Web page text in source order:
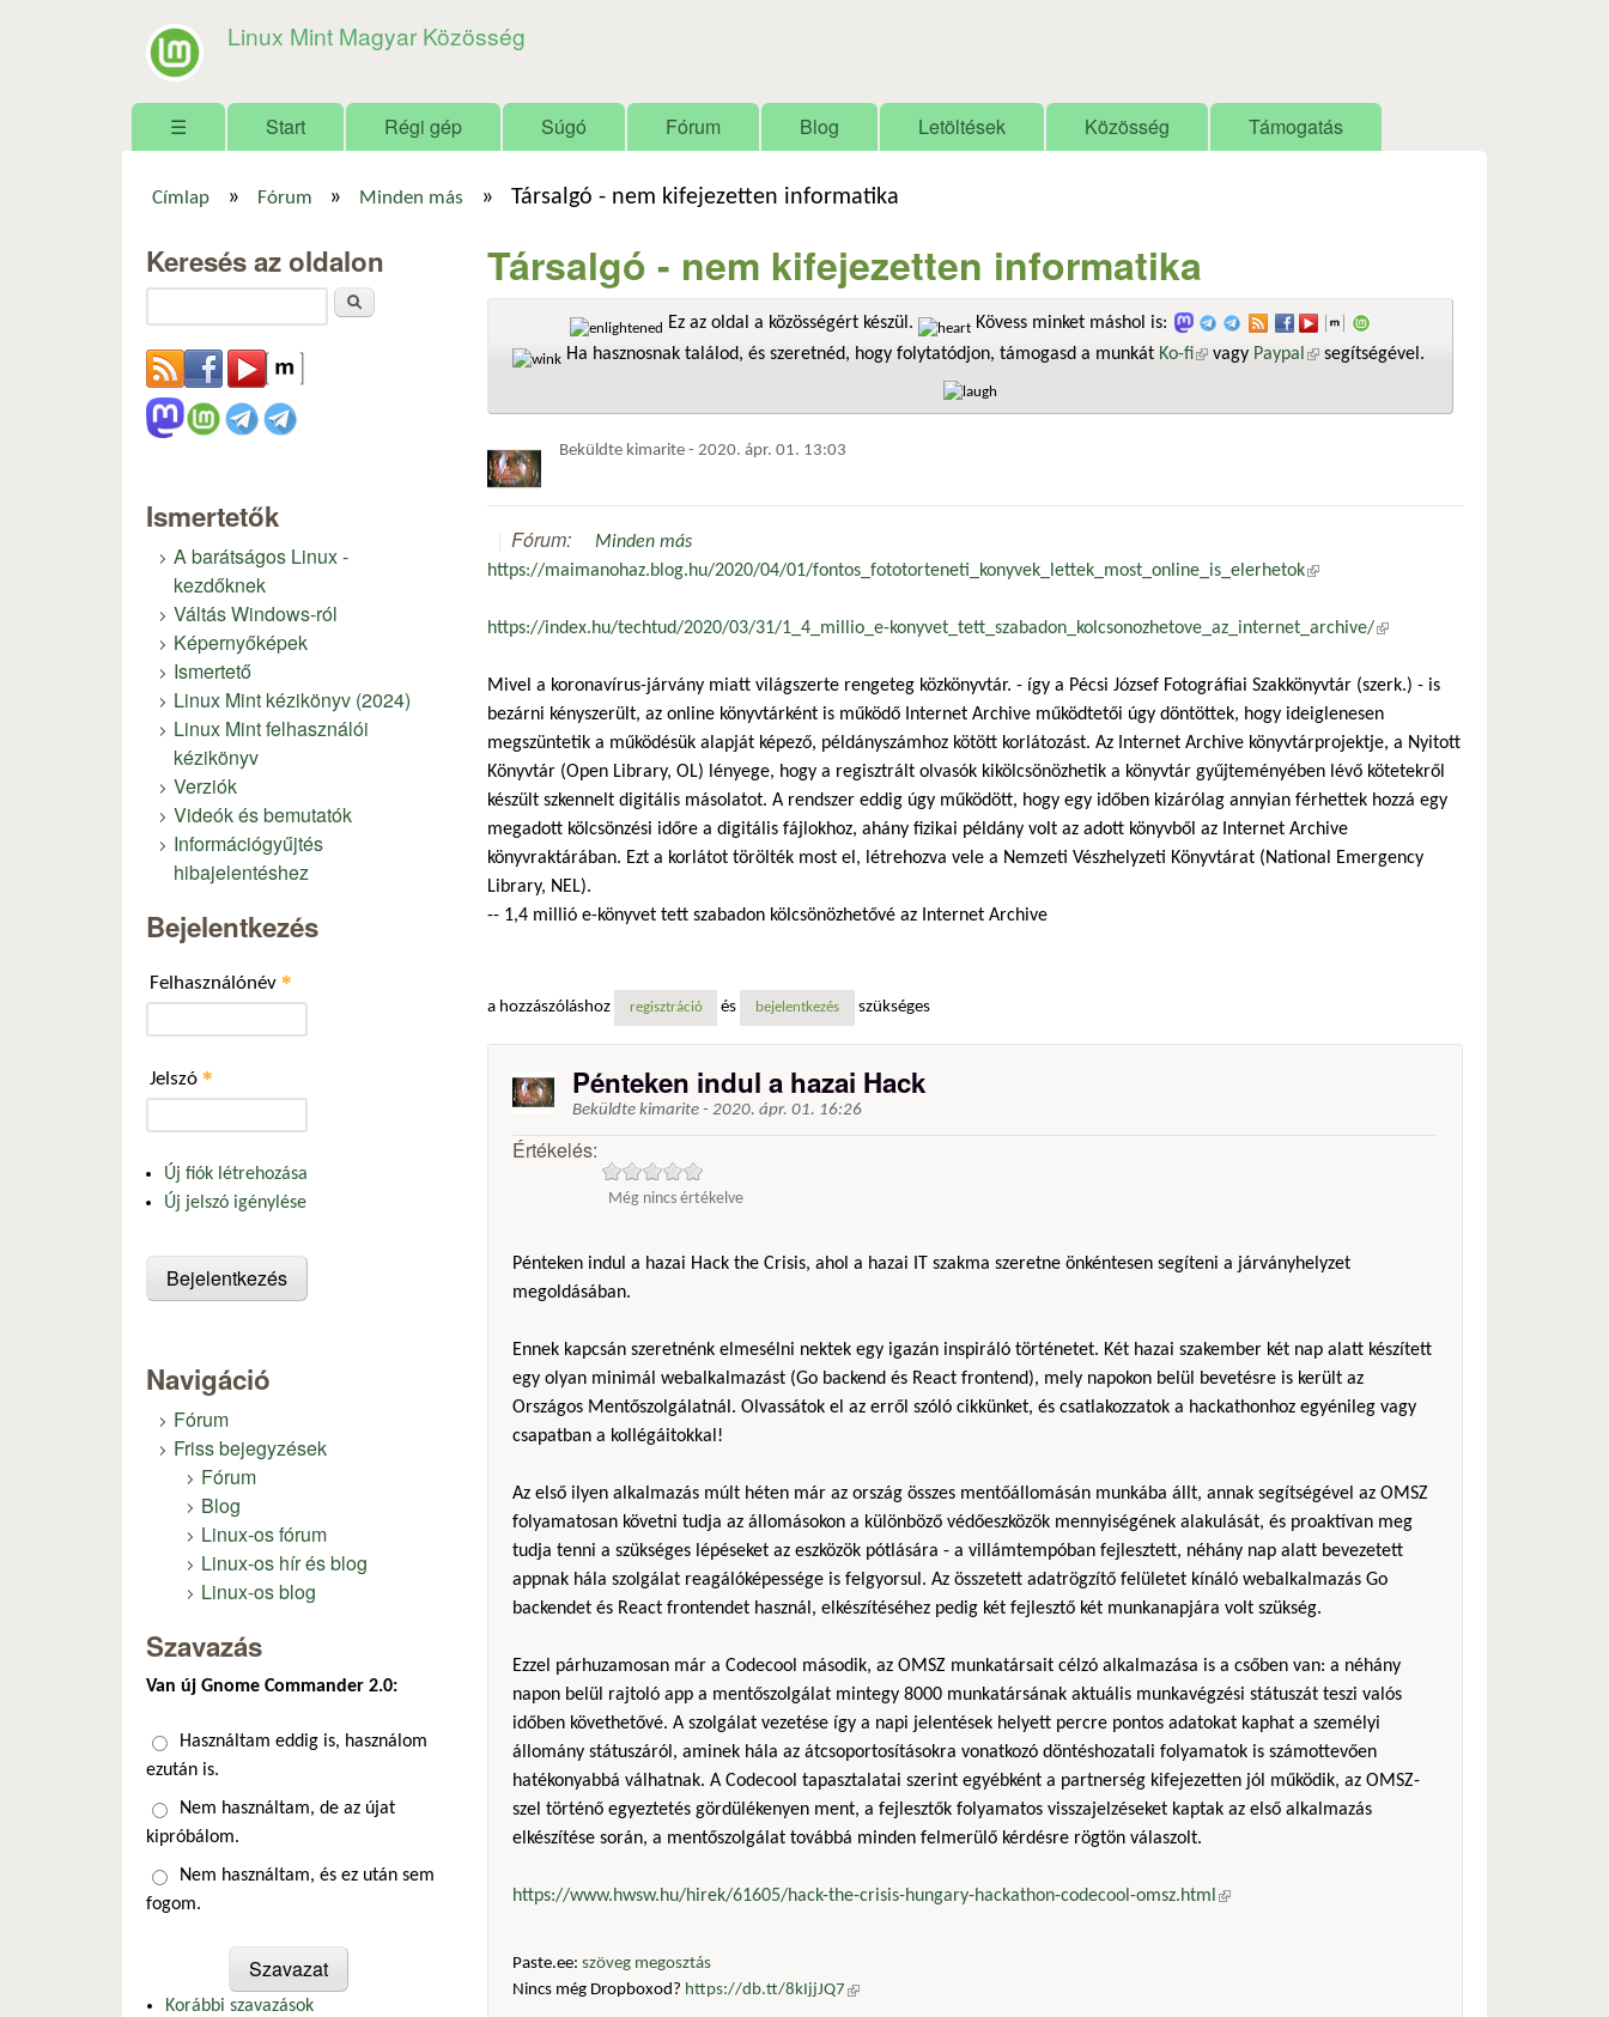
Linux Mint Magyar Közösség
Főmenü
☰ Start Régi gép Súgó Fórum Blog Letöltések Közösség Támogatás
Címlap » Fórum » Minden más » Társalgó - nem kifejezetten informatika
Társalgó - nem kifejezetten informatika
Ez az oldal a közösségért készül.
Kövess minket máshol is:
Ha hasznosnak találod, és szeretnéd, hogy folytatódjon, támogasd a munkát Ko-fi(külső hivatkozás)
vagy Paypal (külső hivatkozás)
segítségével.
Beküldte kimarite - 2020. ápr. 01. 13:03
Fórum:
Minden más
https://maimanohaz.blog.hu/2020/04/01/fontos_fototorteneti_konyvek_lettek_most_online_is_elerhetok(külső hivatkozás)
https://index.hu/techtud/2020/03/31/1_4_millio_e-konyvet_tett_szabadon_kolcsonozhetove_az_internet_archive/(külső hivatkozás)
Mivel a koronavírus-járvány miatt világszerte rengeteg közkönyvtár. - így a Pécsi József Fotográfiai Szakkönyvtár (szerk.) - is
bezárni kényszerült, az online könyvtárként is működő Internet Archive működtetői úgy döntöttek, hogy ideiglenesen
megszüntetik a működésük alapját képező, példányszámhoz kötött korlátozást. Az Internet Archive könyvtárprojektje, a Nyitott
Könyvtár (Open Library, OL) lényege, hogy a regisztrált olvasók kikölcsönözhetik a könyvtár gyűjteményében lévő kötetekről
készült szkennelt digitális másolatot. A rendszer eddig úgy működött, hogy egy időben kizárólag annyian férhettek hozzá egy
megadott kölcsönzési időre a digitális fájlokhoz, ahány fizikai példány volt az adott könyvből az Internet Archive
könyvraktárában. Ezt a korlátot törölték most el, létrehozva vele a Nemzeti Vészhelyzeti Könyvtárat (National Emergency
Library, NEL).
-- 1,4 millió e-könyvet tett szabadon kölcsönözhetővé az Internet Archive
a hozzászóláshoz regisztráció és bejelentkezés szükséges
Pénteken indul a hazai Hack
Beküldte kimarite - 2020. ápr. 01. 16:26
Értékelés:
Még nincs értékelve
Pénteken indul a hazai Hack the Crisis, ahol a hazai IT szakma szeretne önkéntesen segíteni a járványhelyzet
megoldásában.
Ennek kapcsán szeretnénk elmesélni nektek egy igazán inspiráló történetet. Két hazai szakember két nap alatt készített
egy olyan minimál webalkalmazást (Go backend és React frontend), mely napokon belül bevetésre is került az
Országos Mentőszolgálatnál. Olvassátok el az erről szóló cikkünket, és csatlakozzatok a hackathonhoz egyénileg vagy
csapatban a kollégáitokkal!
Az első ilyen alkalmazás múlt héten már az ország összes mentőállomásán munkába állt, annak segítségével az OMSZ
folyamatosan követni tudja az állomásokon a különböző védőeszközök mennyiségének alakulását, és proaktívan meg
tudja tenni a szükséges lépéseket az eszközök pótlására - a villámtempóban fejlesztett, néhány nap alatt bevezetett
appnak hála szolgálat reagálóképessége is felgyorsul. Az összetett adatrögzítő felületet kínáló webalkalmazás Go
backendet és React frontendet használ, elkészítéséhez pedig két fejlesztő két munkanapjára volt szükség.
Ezzel párhuzamosan már a Codecool második, az OMSZ munkatársait célzó alkalmazása is a csőben van: a néhány
napon belül rajtoló app a mentőszolgálat mintegy 8000 munkatársának aktuális munkavégzési státuszát teszi valós
időben követhetővé. A szolgálat vezetése így a napi jelentések helyett percre pontos adatokat kaphat a személyi
állomány státuszáról, aminek hála az átcsoportosításokra vonatkozó döntéshozatali folyamatok is számottevően
hatékonyabbá válhatnak. A Codecool tapasztalatai szerint egyébként a partnerség kifejezetten jól működik, az OMSZ-
szel történő egyeztetés gördülékenyen ment, a fejlesztők folyamatos visszajelzéseket kaptak az első alkalmazás
elkészítése során, a mentőszolgálat továbbá minden felmerülő kérdésre rögtön válaszolt.
https://www.hwsw.hu/hirek/61605/hack-the-crisis-hungary-hackathon-codecool-omsz.html(külső hivatkozás)
Paste.ee: szöveg megosztás
Nincs még Dropboxod? https://db.tt/8kIjjJQ7 (külső hivatkozás)
Keresés az oldalon
Ismertetők
A barátságos Linux -
kezdőknek
Váltás Windows-ról
Képernyőképek
Ismertető
Linux Mint kézikönyv (2024)
Linux Mint felhasználói
kézikönyv
Verziók
Videók és bemutatók
Információgyűjtés
hibajelentéshez
Bejelentkezés
Felhasználónév *
Jelszó *
Új fiók létrehozása
Új jelszó igénylése
Navigáció
Fórum
Friss bejegyzések
Fórum
Blog
Linux-os fórum
Linux-os hír és blog
Linux-os blog
Szavazás
Van új Gnome Commander 2.0:
Választások
Használtam eddig is, használom
ezután is.
Nem használtam, de az újat
kipróbálom.
Nem használtam, és ez után sem
fogom.
Korábbi szavazások